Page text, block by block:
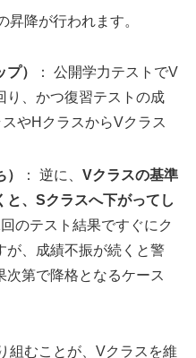
降が行われます。
）
： 公開学力テストでV
り、かつ復習テストの成
やHクラスからVクラス
： 逆に、Vクラスの基準
と、Sクラスへ下がってし
のテスト結果ですぐにク
が、成績不振が続くと警
次第で降格となるケース
組むことが、Vクラスを維